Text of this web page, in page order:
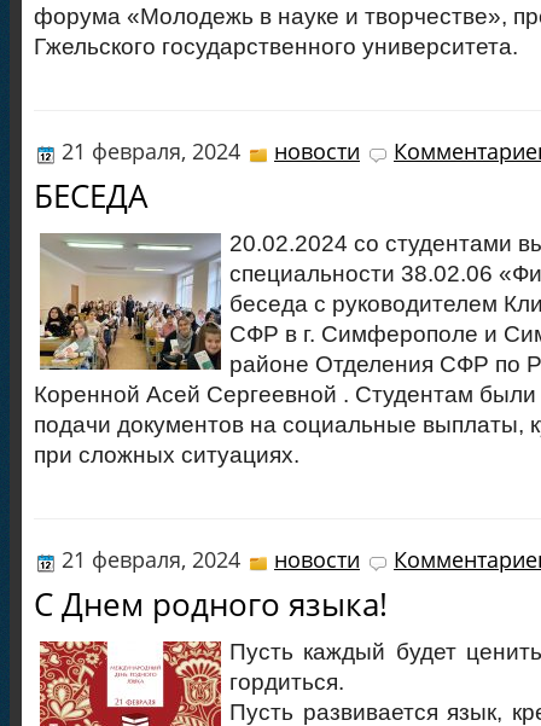
форума «Молодежь в науке и творчестве»,
Гжельского государственного университета.
21 февраля, 2024 новости
БЕСЕДА
20.02.2024 со студентами
специальности 38.02.06
беседа с руководителем
СФР в г. Симферополе и
районе Отделения СФР по
Коренной Асей Сергеевной . Студентам
подачи документов на социальные выплаты,
при сложных ситуациях.
21 февраля, 2024 новости
С Днем родного языка!
Пусть каждый будет
гордиться.
Пусть развивается язык,